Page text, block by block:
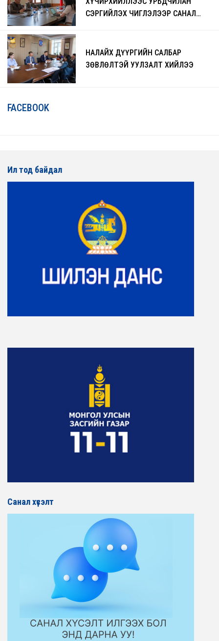
СЭРГИЙЛЭХ ЧИГЛЭЛЭЭР САНАЛ
НАЛАЙХ ДҮҮРГИЙН САЛБАР
ЗӨВЛӨЛТЭЙ УУЛЗАЛТ ХИЙЛЭЭ
FACEBOOK
Ил тод байдал
Санал хүсэлт